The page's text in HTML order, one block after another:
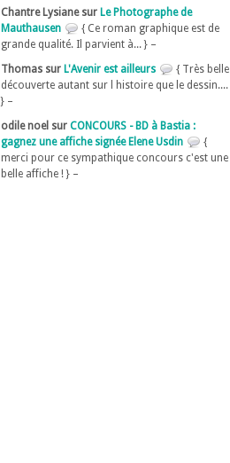
Chantre Lysiane sur Le Photographe de
Mauthausen
{ Ce roman graphique est de
grande qualité. Il parvient à... } –
Thomas sur L'Avenir est ailleurs
{ Très belle
découverte autant sur l histoire que le dessin....
} –
odile noel sur CONCOURS - BD à Bastia :
gagnez une affiche signée Elene Usdin
{
merci pour ce sympathique concours c'est une
belle affiche ! } –